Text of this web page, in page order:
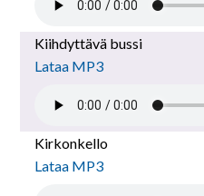
Kiihdyttävä bussi
Lataa MP3
Kirkonkello
Lataa MP3